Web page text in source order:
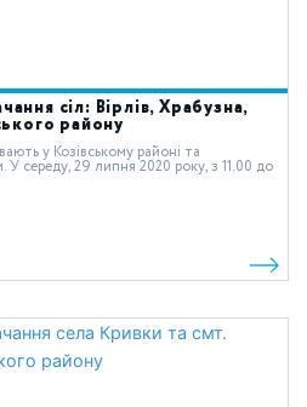
сіл: Вірлів, Храбузна,
району
у Козівському районі та
середу, 29 липня 2020 року, з 11.00 до